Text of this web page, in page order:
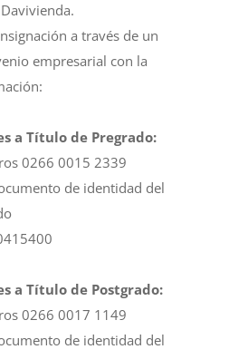
a través de un
empresarial con la
a Título de Pregrado:
0266 0015 2339
de identidad del
a Título de Postgrado:
0266 0017 1149
de identidad del